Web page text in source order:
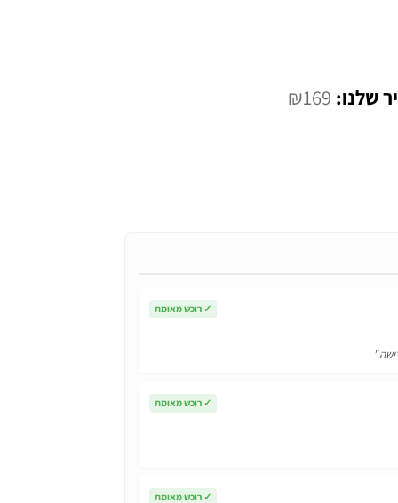
₪169 המחיר
✓ רוכש מאומת
✓ רוכש מאומת
✓ רוכש מאומת